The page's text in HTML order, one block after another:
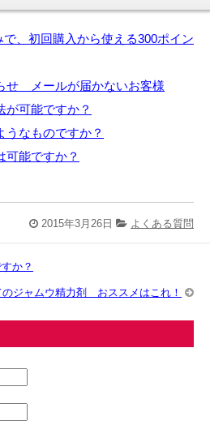
、初回購入から使える300ポイン
せ メールが届かないお客様
が可能ですか？
うなものですか？
可能ですか？
2015年3月26日 よくある質問
か？
のジャムウ精力剤 おススメはこれ！